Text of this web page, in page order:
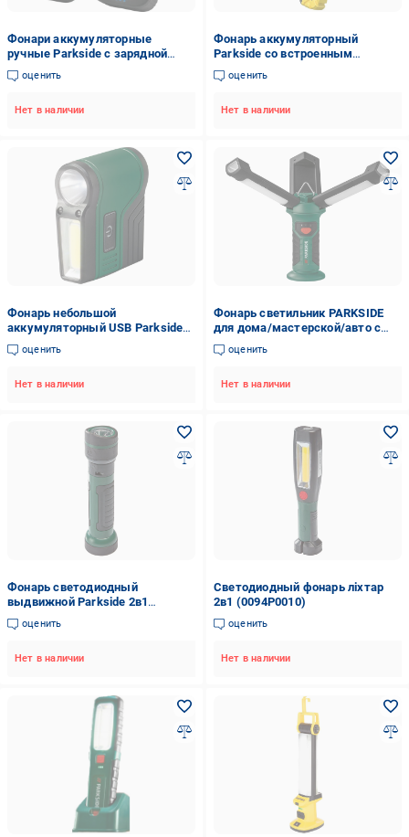
Фонари аккумуляторные
ручные Parkside с зарядной
станцией 2 шт. Черный
(IAN405589)
оценить
Нет в наличии
Фонарь аккумуляторный
Parkside со встроенным
павербанком 3500 мАч 20 Вт
2000 Лм Черный (100335124)
оценить
Нет в наличии
Фонарь небольшой
аккумуляторный USB Parkside
Led 50/150 Lm 3,7 V 800 мАч
оценить
Нет в наличии
Фонарь светильник PARKSIDE
для дома/мастерской/авто с
функцией powerbank и магнитом
2200 мА 400 лм (1000014)
оценить
Нет в наличии
Фонарь светодиодный
выдвижной Parkside 2в1
(0094P0009)
оценить
Нет в наличии
Светодиодный фонарь ліхтар
2в1 (0094P0010)
оценить
Нет в наличии